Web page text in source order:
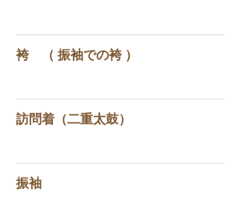
袴 （ 振袖での袴 ）
訪問着（二重太鼓）
振袖